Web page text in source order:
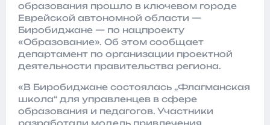
образования прошло в ключевом городе
Еврейской автономной области —
Биробиджане — по нацпроекту
«Образование». Об этом сообщает
департамент по организации проектной
деятельности правительства региона.
«В Биробиджане состоялась „Флагманская
школа“ для управленцев в сфере
образования и педагогов. Участники